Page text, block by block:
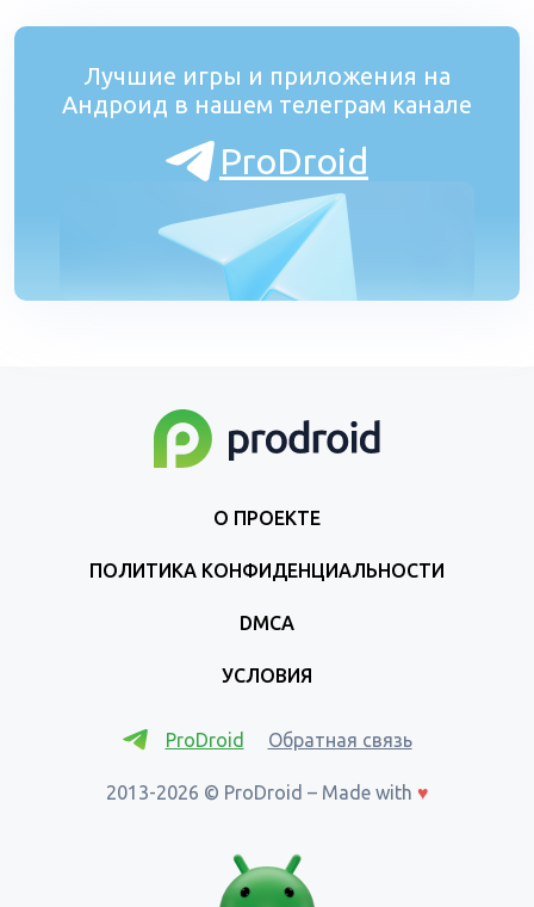
Лучшие игры и приложения на
Андроид в нашем телеграм канале
ProDroid
О ПРОЕКТЕ
ПОЛИТИКА КОНФИДЕНЦИАЛЬНОСТИ
DMCA
УСЛОВИЯ
2013-2026 © ProDroid – Made with ♥
ProDroid Обратная связь